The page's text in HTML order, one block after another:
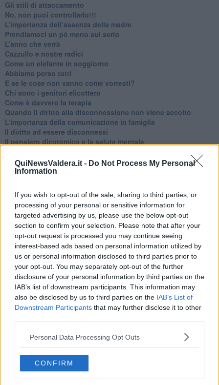
QuiNewsValdera.it - Do Not Process My Personal
Information
If you wish to opt-out of the sale, sharing to third parties, or
processing of your personal or sensitive information for
targeted advertising by us, please use the below opt-out
section to confirm your selection. Please note that after your
opt-out request is processed you may continue seeing
interest-based ads based on personal information utilized by
us or personal information disclosed to third parties prior to
your opt-out. You may separately opt-out of the further
disclosure of your personal information by third parties on the
IAB’s list of downstream participants. This information may
also be disclosed by us to third parties on the IAB’s List of
Downstream Participants that may further disclose it to other
Personal Data Processing Opt Outs
CONFIRM
​Gli stili di attaccamento
No, non puoi controllarlo!!!
​L’importanza dell’assenza della madre
​Prendiamoci un pò meno sul serio
​L’anno che verrà
​Cazzullo e nostre radici
​Come un elefante in soggiorno
​Abbiamo perso tutti
E se le cose non vanno come vorresti?
​Chi sono i genitori elicottero
Come è davvero la terapia
Quando il diritto alla disconnessione non viene accolto
​L’importanza della comunicazione in famiglia
​Il diritto ad essere disconnessi
​Il pensiero dicotomico e la salute mentale
​La Clownterapia
​Differenze tra persone frustrate e non
Vacanze a km zero
​Buone Vacan(si)e!
​Il lato positivo delle cose
​Storie antiche di tempi moderni
​Quello che alle mamme non dicono
Adultescenza
Homo imbecillis
​4 anni di Blog
Quando il silenzio è aggressivo
​Il passato, questo conosciuto!
​Clima ballerino e sbalzi d’umore
La maternità
​L’uomo o l’orso?
​Cose che ci esauriscono
​Vespa che passione!
​Lasciate ai vostri figli il diritto di piangere
​Parole d’amore regalate al vento